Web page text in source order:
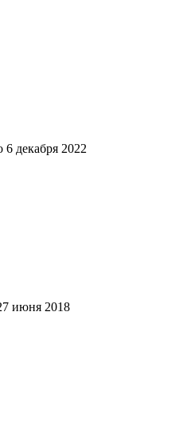
6 декабря 2022
июня 2018